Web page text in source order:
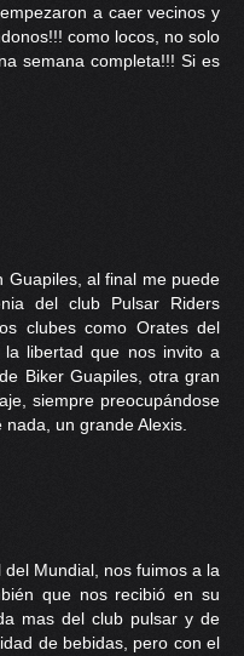
a caer vecinos y
como locos, no solo
semana completa!!! Si es
Guapiles, al final me puede
del club Pulsar Riders
clubes como Orates del
libertad que nos invito a
Biker Guapiles, otra gran
siempre preocupándose
un grande Alexis.
Mundial, nos fuimos a la
que nos recibió en su
mas del club pulsar y de
de bebidas, pero con el